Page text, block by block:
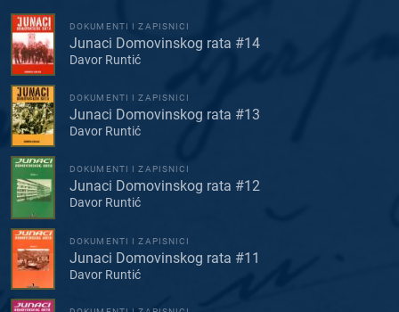
DOKUMENTI I ZAPISNICI
Junaci Domovinskog rata #14
Davor Runtić
DOKUMENTI I ZAPISNICI
Junaci Domovinskog rata #13
Davor Runtić
DOKUMENTI I ZAPISNICI
Junaci Domovinskog rata #12
Davor Runtić
DOKUMENTI I ZAPISNICI
Junaci Domovinskog rata #11
Davor Runtić